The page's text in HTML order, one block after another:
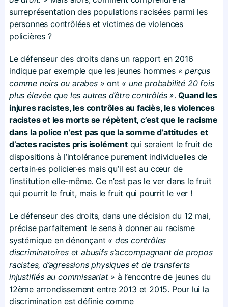
surreprésentation des populations racisées parmi les
personnes contrôlées et victimes de violences
policières ?
Le défenseur des droits dans un rapport en 2016
indique par exemple que les jeunes hommes « perçus
comme noirs ou arabes » ont « une probabilité 20 fois
plus élevée que les autres d’être contrôlés ». Quand les
injures racistes, les contrôles au faciès, les violences
racistes et les morts se répètent, c’est que le racisme
dans la police n’est pas que la somme d’attitudes et
d’actes racistes pris isolémentqui seraient le fruit de
dispositions à l’intolérance purement individuelles de
certain·es policier·es mais qu’il est au cœur de
l’institution elle-même. Ce n’est pas le ver dans le fruit
qui pourrit le fruit, mais le fruit qui pourrit le ver !
Le défenseur des droits, dans une décision du 12 mai,
précise parfaitement le sens à donner au racisme
systémique en dénonçant « des contrôles
discriminatoires et abusifs s’accompagnant de propos
racistes, d’agressions physiques et de transferts
injustifiés au commissariat »à l’encontre de jeunes du
12ème arrondissement entre 2013 et 2015. Pour lui la
discrimination est définie comme